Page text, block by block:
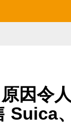
原因令
Suica